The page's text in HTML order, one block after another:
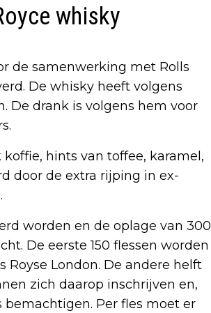
whisky
de samenwerking met Rolls
De whisky heeft volgens
De drank is volgens hem voor
hints van toffee, karamel,
door de extra rijping in ex-
worden en de oplage van 300
De eerste 150 flessen worden
Royse London. De andere helft
zich daarop inschrijven en,
Per fles moet er